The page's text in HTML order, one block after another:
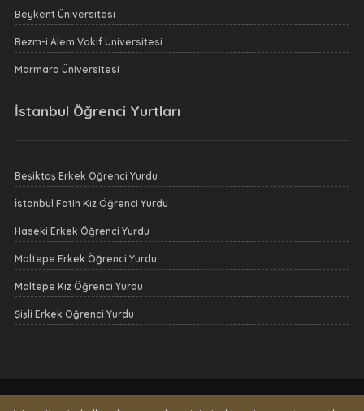
Beykent Üniversitesi
Bezm-i Âlem Vakıf Üniversitesi
Marmara Üniversitesi
İstanbul Öğrenci Yurtları
Beşiktaş Erkek Öğrenci Yurdu
İstanbul Fatih Kız Öğrenci Yurdu
Haseki Erkek Öğrenci Yurdu
Maltepe Erkek Öğrenci Yurdu
Maltepe Kız Öğrenci Yurdu
Şişli Erkek Öğrenci Yurdu